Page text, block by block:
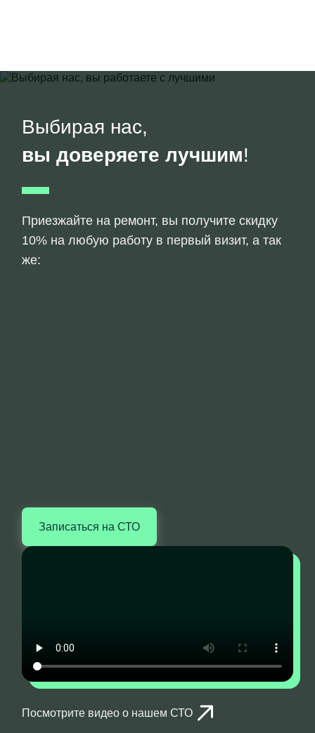
Выбирая нас,
вы доверяете лучшим!
Приезжайте на ремонт, вы получите скидку
10% на любую работу в первый визит, а так
же:
Записаться на СТО
Посмотрите видео о нашем СТО